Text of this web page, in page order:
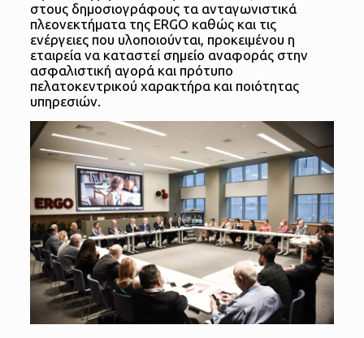
στους δημοσιογράφους τα ανταγωνιστικά
πλεονεκτήματα της ERGO καθώς και τις
ενέργειες που υλοποιούνται, προκειμένου η
εταιρεία να καταστεί σημείο αναφοράς στην
ασφαλιστική αγορά και πρότυπο
πελατοκεντρικού χαρακτήρα και ποιότητας
υπηρεσιών.